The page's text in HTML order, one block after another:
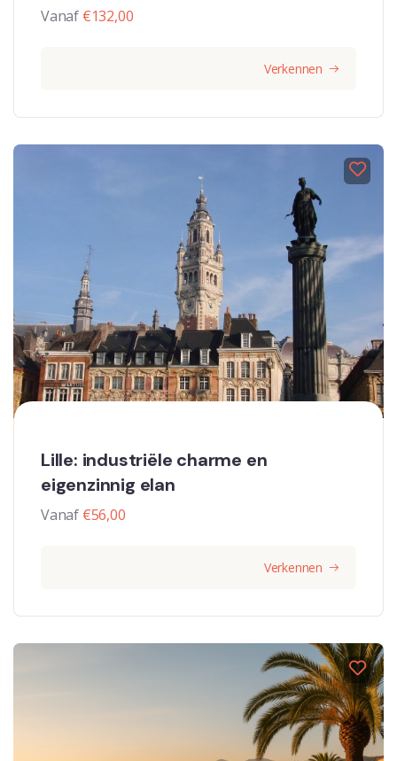
Vanaf €132,00
Verkennen
Lille: industriële charme en
eigenzinnig elan
Vanaf €56,00
Verkennen